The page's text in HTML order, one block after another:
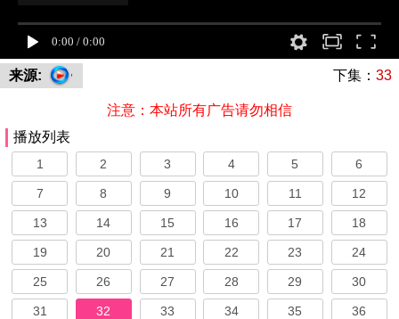
来源: 下集： 33
注意：本站所有广告请勿相信
播放列表
1 2 3 4 5 6
7 8 9 10 11 12
13 14 15 16 17 18
19 20 21 22 23 24
25 26 27 28 29 30
31 32 33 34 35 36